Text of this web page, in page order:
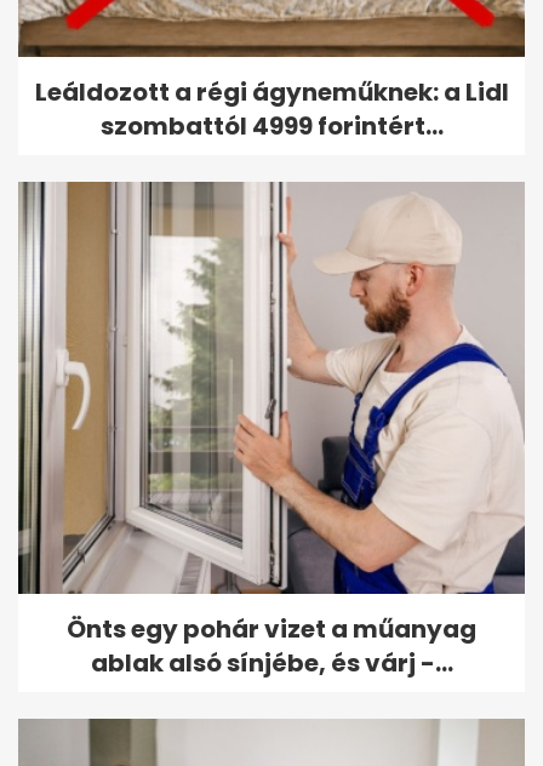
Leáldozott a régi ágyneműknek: a Lidl
szombattól 4999 forintért...
Önts egy pohár vizet a műanyag
ablak alsó sínjébe, és várj -...